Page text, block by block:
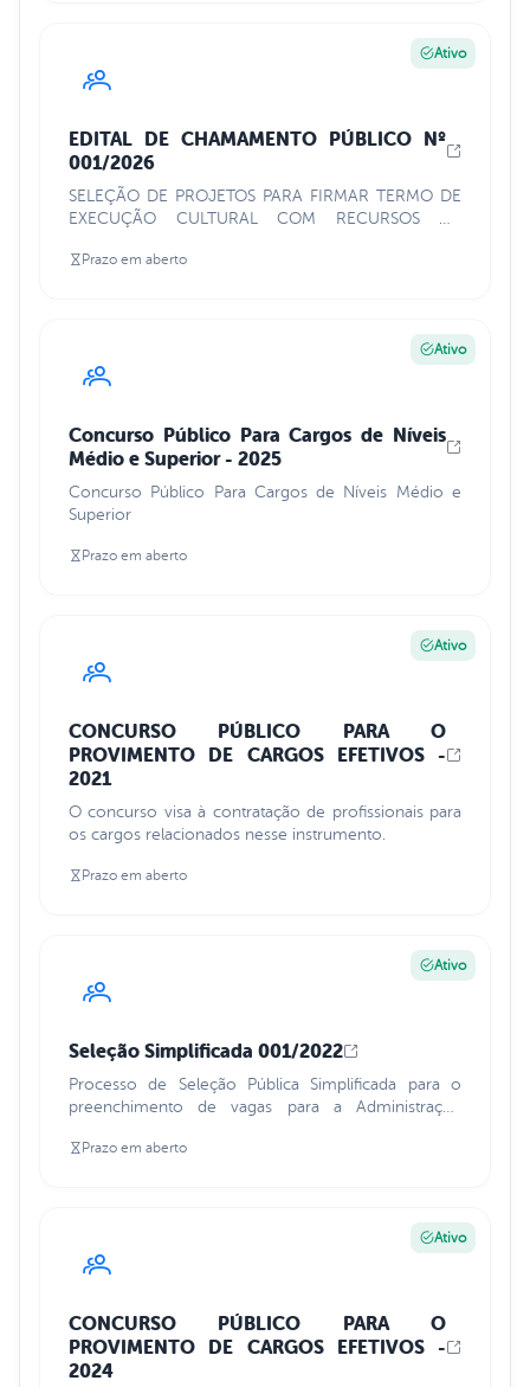
Ativo
EDITAL DE CHAMAMENTO PÚBLICO Nº
001/2026
SELEÇÃO DE PROJETOS PARA FIRMAR TERMO DE
EXECUÇÃO CULTURAL COM RECURSOS DA
CULTURA – PNAB (LEI Nº 14.399/2022)
Prazo em aberto
Ativo
Concurso Público Para Cargos de Níveis
Médio e Superior - 2025
Concurso Público Para Cargos de Níveis Médio e
Superior
Prazo em aberto
Ativo
CONCURSO PÚBLICO PARA O
PROVIMENTO DE CARGOS EFETIVOS -
2021
O concurso visa à contratação de profissionais para
os cargos relacionados nesse instrumento.
Prazo em aberto
Ativo
Seleção Simplificada 001/2022
Processo de Seleção Pública Simplificada para o
preenchimento de vagas para a Administração
Prazo em aberto
Ativo
CONCURSO PÚBLICO PARA O
PROVIMENTO DE CARGOS EFETIVOS -
2024